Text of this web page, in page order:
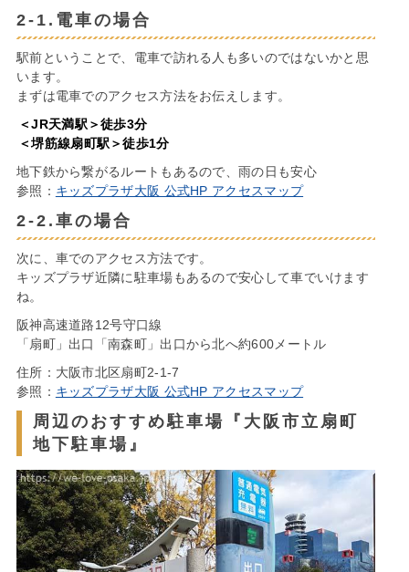
2-1.電車の場合
駅前ということで、電車で訪れる人も多いのではないかと思
います。
まずは電車でのアクセス方法をお伝えします。
＜JR天満駅＞徒歩3分
＜堺筋線扇町駅＞徒歩1分
地下鉄から繋がるルートもあるので、雨の日も安心
参照： キッズプラザ大阪 公式HP アクセスマップ
2-2.車の場合
次に、車でのアクセス方法です。
キッズプラザ近隣に駐車場もあるので安心して車でいけます
ね。
阪神高速道路12号守口線
「扇町」出口「南森町」出口から北へ約600メートル
住所：大阪市北区扇町2-1-7
参照： キッズプラザ大阪 公式HP アクセスマップ
周辺のおすすめ駐車場『大阪市立扇町
地下駐車場』